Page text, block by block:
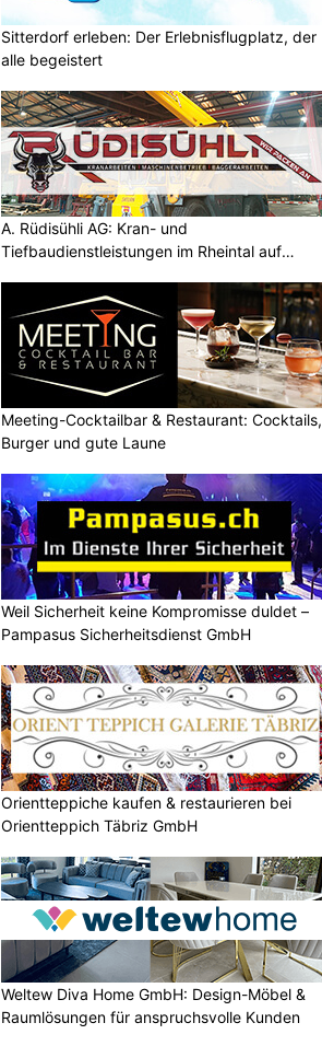
Sitterdorf erleben: Der Erlebnisflugplatz, der
alle begeistert
A. Rüdisühli AG: Kran- und
Tiefbaudienstleistungen im Rheintal auf
Meeting-Cocktailbar & Restaurant: Cocktails,
Burger und gute Laune
Weil Sicherheit keine Kompromisse duldet –
Pampasus Sicherheitsdienst GmbH
Orientteppiche kaufen & restaurieren bei
Orientteppich Täbriz GmbH
Weltew Diva Home GmbH: Design-Möbel &
Raumlösungen für anspruchsvolle Kunden